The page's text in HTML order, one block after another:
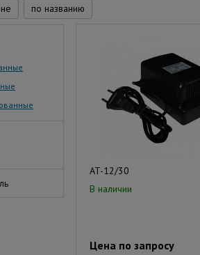
по названию
AT-12/30
В наличии
Цена по запросу